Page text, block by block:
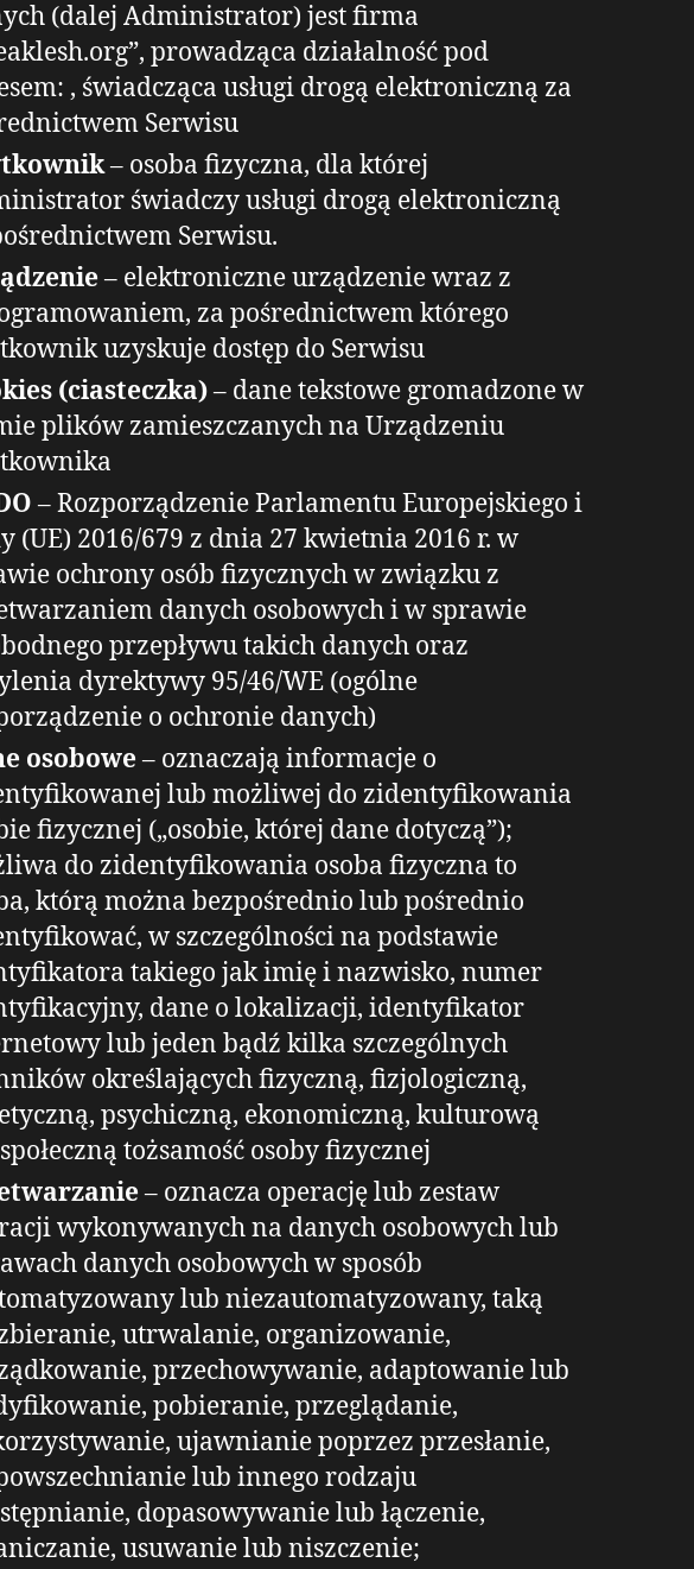
(dalej Administrator) jest firma
prowadząca działalność pod
, świadcząca usługi drogą elektroniczną za
Serwisu
– osoba fizyczna, dla której
świadczy usługi drogą elektroniczną
Serwisu.
– elektroniczne urządzenie wraz z
za pośrednictwem którego
uzyskuje dostęp do Serwisu
(ciasteczka)– dane tekstowe gromadzone w
plików zamieszczanych na Urządzeniu
– Rozporządzenie Parlamentu Europejskiego i
(UE) 2016/679 z dnia 27 kwietnia 2016 r. w
ochrony osób fizycznych w związku z
danych osobowych i w sprawie
przepływu takich danych oraz
dyrektywy 95/46/WE (ogólne
o ochronie danych)
osobowe– oznaczają informacje o
lub możliwej do zidentyfikowania
fizycznej („osobie, której dane dotyczą”);
do zidentyfikowania osoba fizyczna to
którą można bezpośrednio lub pośrednio
w szczególności na podstawie
takiego jak imię i nazwisko, numer
dane o lokalizacji, identyfikator
lub jeden bądź kilka szczególnych
określających fizyczną, fizjologiczną,
psychiczną, ekonomiczną, kulturową
tożsamość osoby fizycznej
– oznacza operację lub zestaw
wykonywanych na danych osobowych lub
danych osobowych w sposób
lub niezautomatyzowany, taką
utrwalanie, organizowanie,
przechowywanie, adaptowanie lub
pobieranie, przeglądanie,
ujawnianie poprzez przesłanie,
lub innego rodzaju
dopasowywanie lub łączenie,
usuwanie lub niszczenie;